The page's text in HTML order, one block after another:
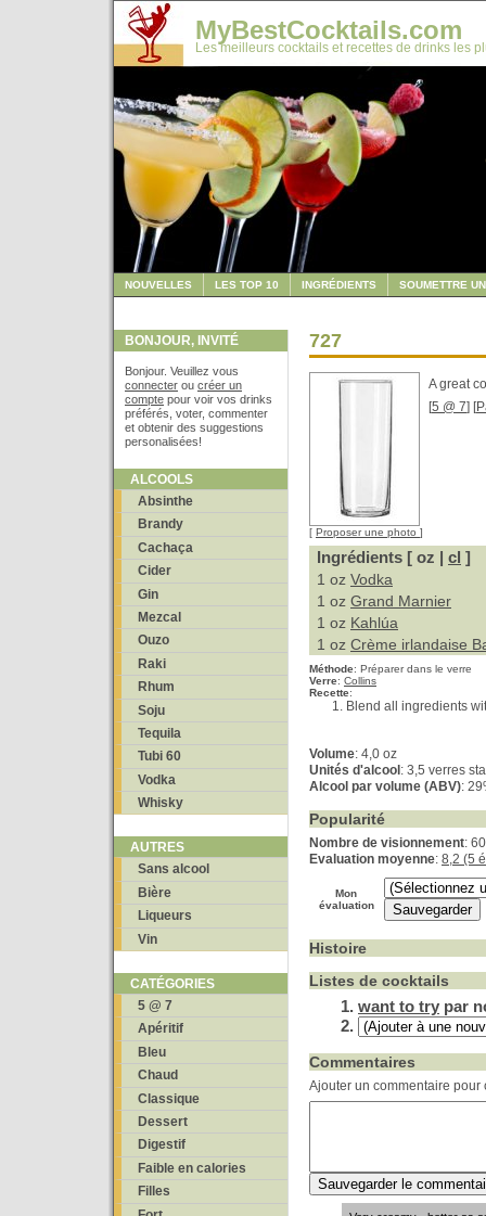
MyBestCocktails.com
Les meilleurs cocktails et recettes de drinks les
NOUVELLES LES TOP 10 INGRÉDIENTS SOUMETTRE
BONJOUR, INVITÉ
Bonjour. Veuillez vous
connecter ou créer un
compte pour voir vos drinks
préférés, voter, commenter
et obtenir des suggestions
personalisées!
ALCOOLS
Absinthe
Brandy
Cachaça
Cider
Gin
Mezcal
Ouzo
Raki
Rhum
Soju
Tequila
Tubi 60
Vodka
Whisky
AUTRES
Sans alcool
Bière
Liqueurs
Vin
CATÉGORIES
5 @ 7
Apéritif
Bleu
Chaud
Classique
Dessert
Digestif
Faible en calories
Filles
727
[ Proposer une photo ]
A great
[5 @ 7] [
Ingrédients [ oz | cl ]
1 oz Vodka
1 oz Grand Marnier
1 oz Kahlúa
1 oz Crème irlandaise
Méthode: Préparer dans le verre
Verre: Collins
Recette:
Blend all ingredients
Volume: 4,0 oz
Unités d'alcool : 3,5 verres
Alcool par volume (ABV):
Popularité
Nombre de visionnement:
Evaluation moyenne: 8,2 (5
Mon
évaluation
Histoire
Listes de cocktails
want to try par
Commentaires
Ajouter un commentaire pour